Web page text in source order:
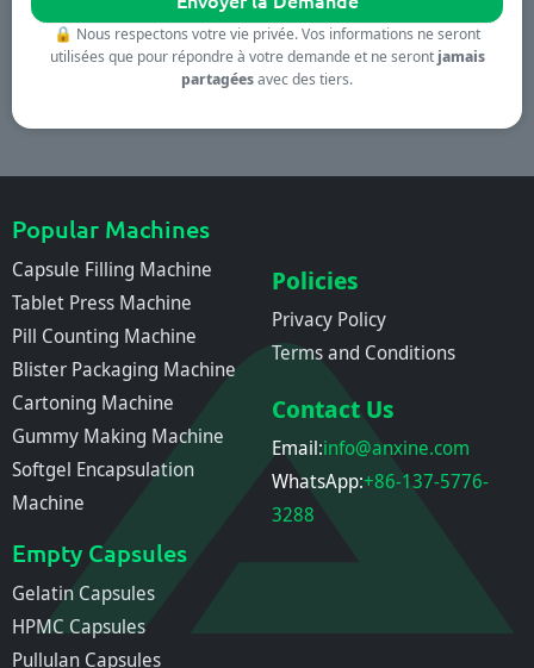
🔒 Nous respectons votre vie privée. Vos informations ne seront
utilisées que pour répondre à votre demande et ne seront jamais
partagéesavec des tiers.
Popular Machines
Capsule Filling Machine
Tablet Press Machine
Pill Counting Machine
Blister Packaging Machine
Cartoning Machine
Gummy Making Machine
Softgel Encapsulation
Machine
Empty Capsules
Gelatin Capsules
HPMC Capsules
Pullulan Capsules
Policies
Privacy Policy
Terms and Conditions
Contact Us
Email:info@anxine.com
WhatsApp:+86-137-5776-
3288